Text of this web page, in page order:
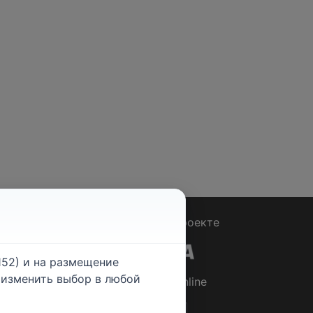
О проекте
© 2026Rabotniki.online
и на размещение
выбор в любой